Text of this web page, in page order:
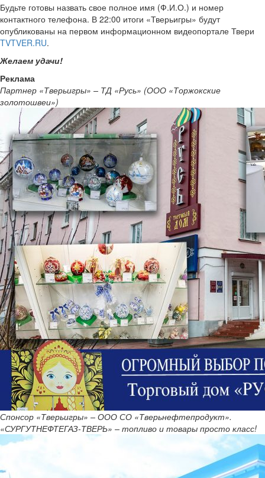
Будьте готовы назвать свое полное имя (Ф.И.О.) и номер
контактного телефона. В 22:00 итоги «Тверьигры» будут
опубликованы на первом информационном видеопортале Твери
TVTVER.RU.
Желаем удачи!
Реклама
Партнер «Тверьигры» – ТД «Русь» (ООО «Торжокские
золотошвеи»)
Спонсор «Тверьигры» – ООО СО «Тверьнефтепродукт».
«СУРГУТНЕФТЕГАЗ-ТВЕРЬ» – топливо и товары просто класс!